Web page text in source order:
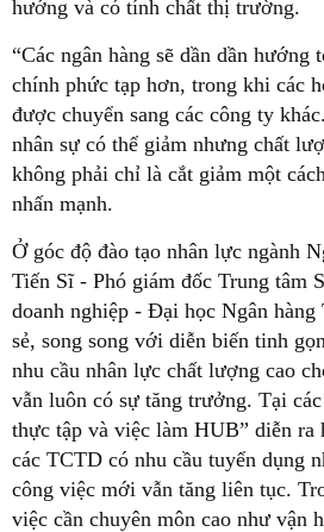
hướng và có tính chất thị trường.
“Các ngân hàng sẽ dần dần hướng
chính phức tạp hơn, trong khi các
được chuyển sang các công ty
nhân sự có thể giảm nhưng chất
không phải chỉ là cắt giảm một
nhấn mạnh.
Ở góc độ đào tạo nhân lực ngành
Tiến Sĩ - Phó giám đốc Trung tâm
doanh nghiệp - Đại học Ngân
sẻ, song song với diễn biến tinh
nhu cầu nhân lực chất lượng cao
vẫn luôn có sự tăng trưởng. Tại
thực tập và việc làm HUB” diễn ra
các TCTD có nhu cầu tuyển dụng
công việc mới vẫn tăng liên tục.
việc cần chuyên môn cao như vận